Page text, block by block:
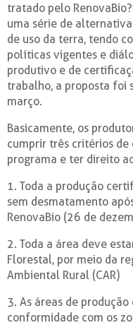
tratado pelo
uma série de
de uso da terra, tendo
políticas vigentes e
produtivo e de
trabalho, a proposta foi
março.
Basicamente, os
cumprir três critérios
programa e ter direito
1. Toda a produção
sem desmatamento
RenovaBio (26 de
2. Toda a área deve
Florestal, por meio da
Ambiental Rural (CAR)
3. As áreas de
conformidade com os